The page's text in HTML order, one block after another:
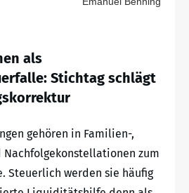
als
Stichtag schlägt
gehören in Familien-,
Nachfolgekonstellationen zum
Steuerlich werden sie häufig